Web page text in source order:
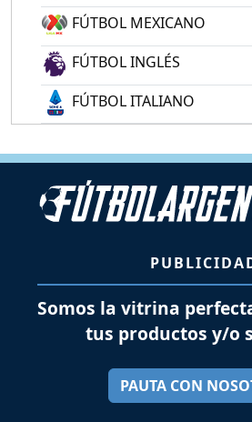
FÚTBOL MEXICANO
FÚTBOL INGLÉS
FÚTBOL ITALIANO
Somos la vitrina
tus productos y/o
PAUTA CON